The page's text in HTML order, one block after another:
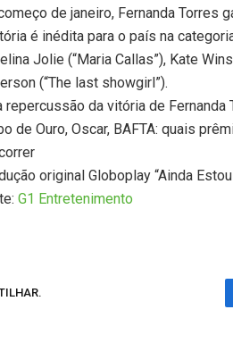
de janeiro, Fernanda Torres
é inédita para o país na
Jolie (“Maria Callas”), Kate
(“The last showgirl”).
repercussão da vitória de Fernanda
de Ouro, Oscar, BAFTA: quais
original Globoplay “Ainda
G1 Entretenimento